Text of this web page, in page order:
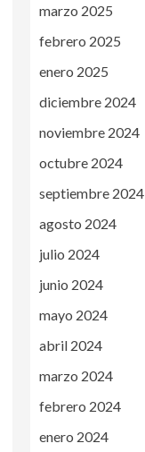
marzo 2025
febrero 2025
enero 2025
diciembre 2024
noviembre 2024
octubre 2024
septiembre 2024
agosto 2024
julio 2024
junio 2024
mayo 2024
abril 2024
marzo 2024
febrero 2024
enero 2024